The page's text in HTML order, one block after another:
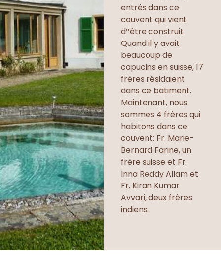
entrés dans ce
couvent qui vient
d’’être construit.
Quand il y avait
beaucoup de
capucins en suisse, 17
frères résidaient
dans ce bâtiment.
Maintenant, nous
sommes 4 frères qui
habitons dans ce
couvent: Fr. Marie-
Bernard Farine, un
frère suisse et Fr.
Inna Reddy Allam et
Fr. Kiran Kumar
Avvari, deux frères
indiens.